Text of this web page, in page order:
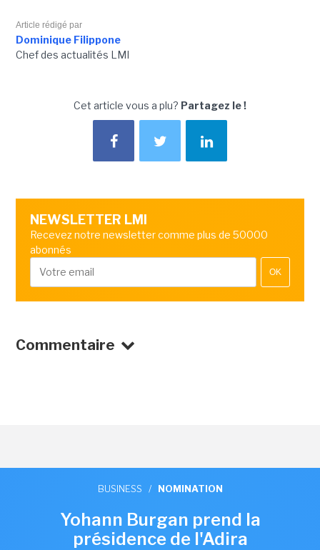
Article rédigé par
Dominique Filippone
Chef des actualités LMI
Cet article vous a plu? Partagez le !
NEWSLETTER LMI
Recevez notre newsletter comme plus de 50000
abonnés
OK
Commentaire
BUSINESS / NOMINATION
Yohann Burgan prend la
présidence de l'Adira